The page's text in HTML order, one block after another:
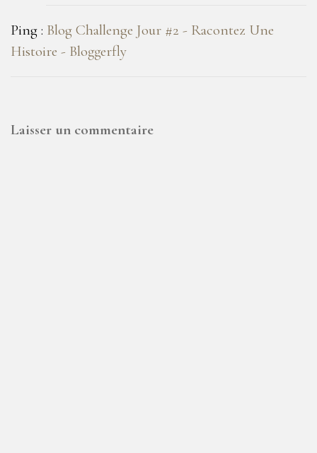
Ping : Blog Challenge Jour #2 - Racontez Une
Histoire - Bloggerfly
Laisser un commentaire